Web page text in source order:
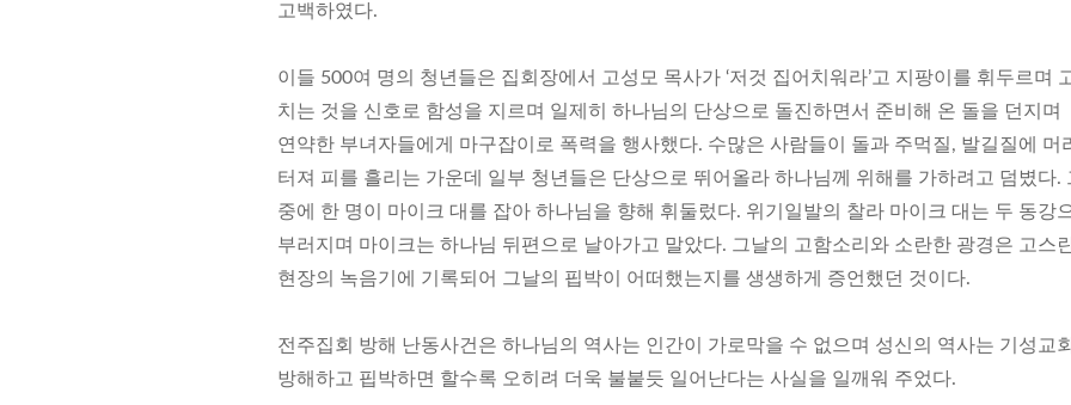
고백하였다.
이들 500여 명의 청년들은 집회장에서 고성모 목사가 ‘저것 집어치워라’고 지팡이를 휘두르며
치는 것을 신호로 함성을 지르며 일제히 하나님의 단상으로 돌진하면서 준비해 온 돌을 던지며
연약한 부녀자들에게 마구잡이로 폭력을 행사했다. 수많은 사람들이 돌과 주먹질, 발길질에 머
터져 피를 흘리는 가운데 일부 청년들은 단상으로 뛰어올라 하나님께 위해를 가하려고 덤볐다.
중에 한 명이 마이크 대를 잡아 하나님을 향해 휘둘렀다. 위기일발의 찰라 마이크 대는 두 동강
부러지며 마이크는 하나님 뒤편으로 날아가고 말았다. 그날의 고함소리와 소란한 광경은 고스
현장의 녹음기에 기록되어 그날의 핍박이 어떠했는지를 생생하게 증언했던 것이다.
전주집회 방해 난동사건은 하나님의 역사는 인간이 가로막을 수 없으며 성신의 역사는 기성교
방해하고 핍박하면 할수록 오히려 더욱 불붙듯 일어난다는 사실을 일깨워 주었다.